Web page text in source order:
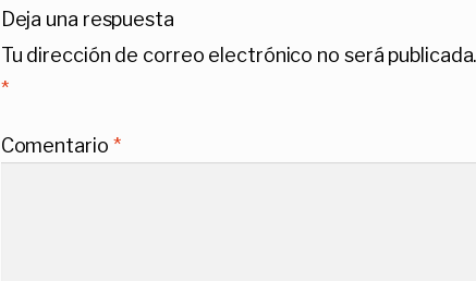
Deja una respuesta
Tu dirección de correo electrónico no será publicada.
*
Comentario *